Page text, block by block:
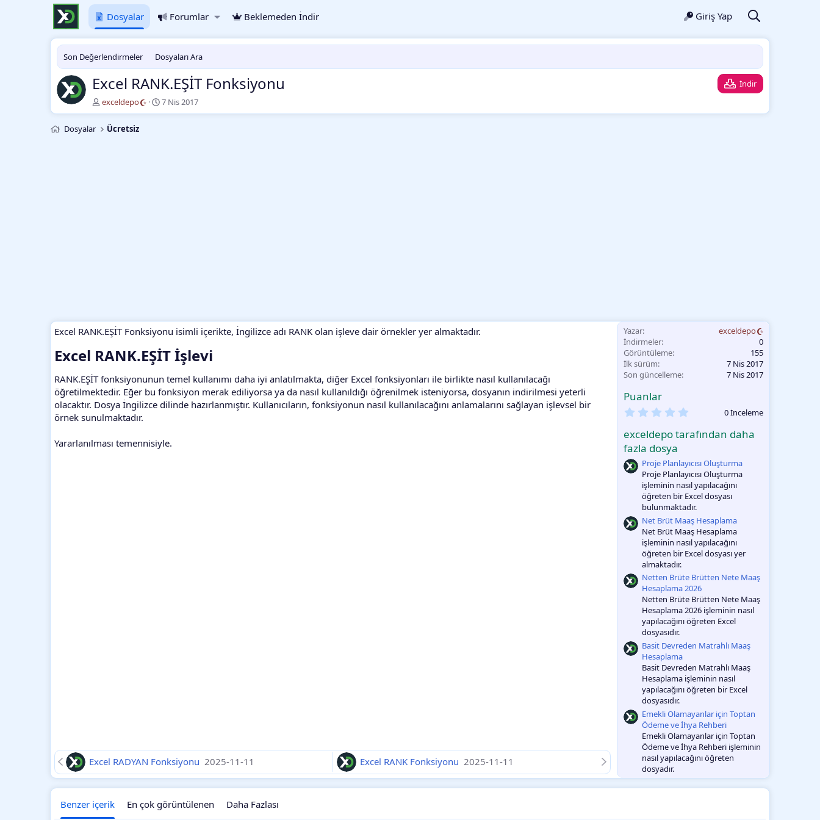
Dosyalar Forumlar Beklemeden İndir Giriş Yap
Son Değerlendirmeler Dosyaları Ara
Excel RANK.EŞİT Fonksiyonu
İndir
Y
a
a
exceldepo
O
l
7 Nis 2017
Dosyalar Ücretsiz
Excel RANK.EŞİT Fonksiyonu isimli içerikte, İngilizce adı RANK olan işleve dair örnekler yer almaktadır.
Excel RANK.EŞİT İşlevi​
RANK.EŞİT fonksiyonunun temel kullanımı daha iyi anlatılmakta, diğer Excel fonksiyonları ile birlikte nasıl kullanılacağı
öğretilmektedir. Eğer bu fonksiyon merak ediliyorsa ya da nasıl kullanıldığı öğrenilmek isteniyorsa, dosyanın indirilmesi yeterli
olacaktır. Dosya İngilizce dilinde hazırlanmıştır. Kullanıcıların, fonksiyonun nasıl kullanılacağını anlamalarını sağlayan işlevsel bir
örnek sunulmaktadır.
Yararlanılması temennisiyle.
Excel RADYAN Fonksiyonu 2025-11-11 Excel RANK Fonksiyonu 2025-11-11
Yazar
exceldepo
İndirmeler
0
Görüntüleme
155
İlk sürüm
7 Nis 2017
Son güncelleme
7 Nis 2017
Puanlar
0
l
a
m
a
0 İnceleme
exceldepo tarafından daha
fazla dosya
Proje Planlayıcısı Oluşturma
Proje Planlayıcısı Oluşturma
işleminin nasıl yapılacağını
öğreten bir Excel dosyası
bulunmaktadır.
Net Brüt Maaş Hesaplama
Net Brüt Maaş Hesaplama
işleminin nasıl yapılacağını
öğreten bir Excel dosyası yer
almaktadır.
Netten Brüte Brütten Nete Maaş
Hesaplama 2026
Netten Brüte Brütten Nete Maaş
Hesaplama 2026 işleminin nasıl
yapılacağını öğreten Excel
dosyasıdır.
Basit Devreden Matrahlı Maaş
Hesaplama
Basit Devreden Matrahlı Maaş
Hesaplama işleminin nasıl
yapılacağını öğreten bir Excel
dosyasıdır.
Emekli Olamayanlar için Toptan
Ödeme ve İhya Rehberi
Emekli Olamayanlar için Toptan
Ödeme ve İhya Rehberi işleminin
nasıl yapılacağını öğreten
dosyadır.
Benzer içerik En çok görüntülenen Daha Fazlası